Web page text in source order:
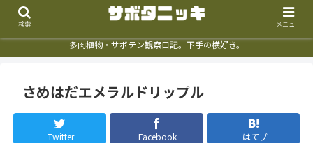
多肉植物・サボテン観察日記。下手の横好き。
さめはだエメラルドリップル
Twitter Facebook はてブ
検索 メニュー